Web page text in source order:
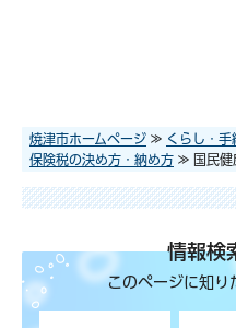
焼津市ホームページ ≫ くらし・手
保険税の決め方・納め方 ≫ 国民健
情報検
このページに知り